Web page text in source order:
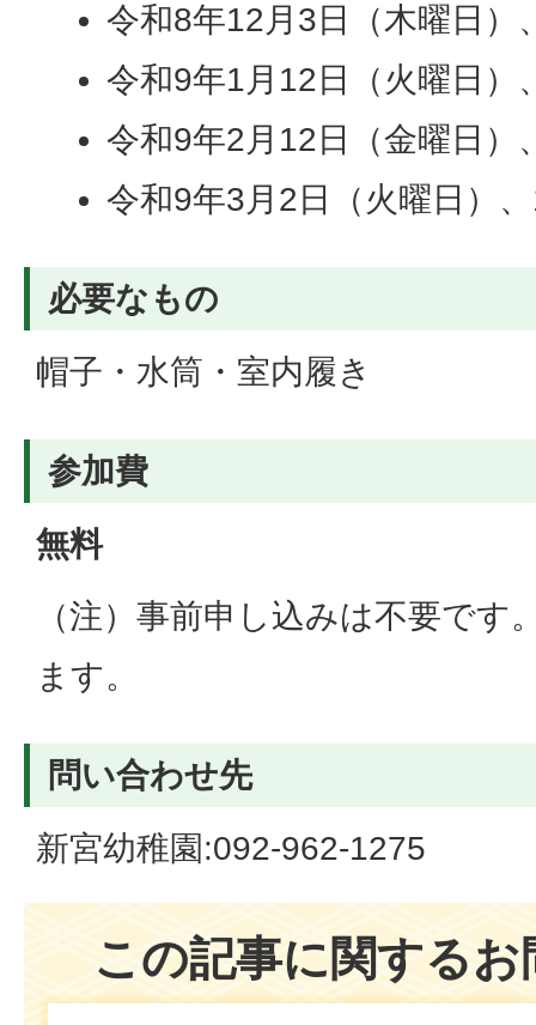
令和8年12月3日（木曜日）
令和9年1月12日（火曜日）
令和9年2月12日（金曜日）
令和9年3月2日（火曜日）
必要なもの
帽子・水筒・室内履き
参加費
無料
（注）事前申し込みは不要です
ます。
問い合わせ先
新宮幼稚園:092-962-1275
この記事に関する